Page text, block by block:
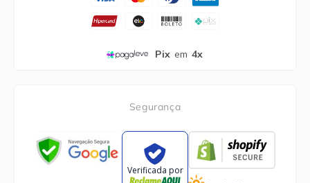
Pix em 4x
Segurança
Verificada por